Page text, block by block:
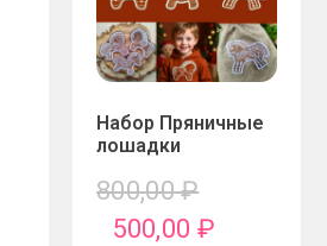
Набор Пряничные
лошадки
800,00₽
500,00 ₽